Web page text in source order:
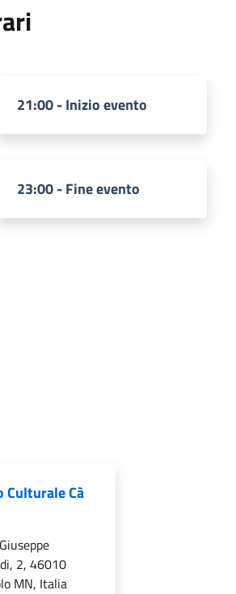
21:00 - Inizio evento
23:00 - Fine evento
Culturale Cà
2, 46010
MN, Italia